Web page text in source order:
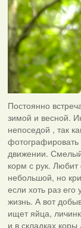
Постоянно
зимой и весной.
непоседой , так
фотографировать
движении.
корм с рук.
небольшой, но
если хоть раз
жизнь. А вот
ищет яйца,
и в складках